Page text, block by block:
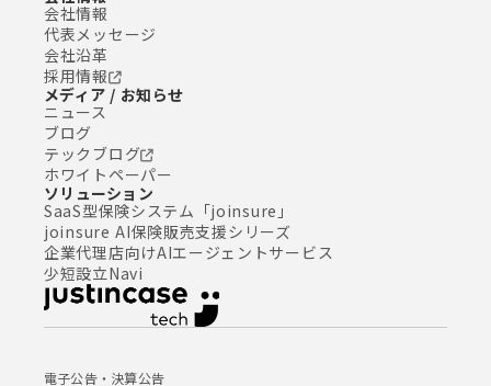
会社情報
代表メッセージ
会社沿革
採用情報
メディア / お知らせ
ニュース
ブログ
テックブログ
ホワイトペーパー
ソリューション
SaaS型保険システム「joinsure」
joinsure AI保険販売支援シリーズ
企業代理店向けAIエージェントサービス
少短設立Navi
電子公告・決算公告